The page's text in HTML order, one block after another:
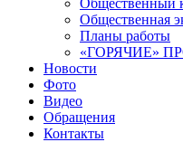
Общественный
Общественная
Планы работы
«ГОРЯЧИЕ»
Новости
Фото
Видео
Обращения
Контакты